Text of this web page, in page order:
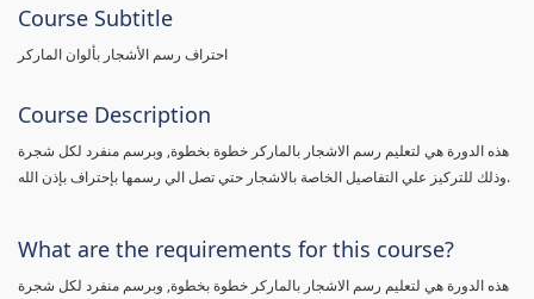
Course Subtitle
احتراف رسم الأشجار بألوان الماركر
Course Description
هذه الدورة هي لتعليم رسم الاشجار بالماركر خطوة بخطوة, وبرسم منفرد لكل شجرة
وذلك للتركيز علي التفاصيل الخاصة بالاشجار حتي تصل الي رسمها بإحتراف بإذن الله.
What are the requirements for this course?
هذه الدورة هي لتعليم رسم الاشجار بالماركر خطوة بخطوة, وبرسم منفرد لكل شجرة